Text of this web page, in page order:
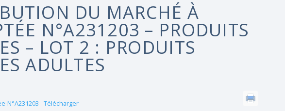
DU MARCHÉ À
N°A231203 – PRODUITS
– LOT 2 : PRODUITS
ADULTES
N°A231203 Télécharger